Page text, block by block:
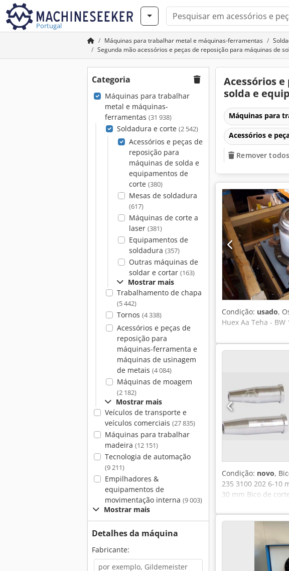
Portugal
Máquinas para trabalhar metal e máquinas-ferramentas
Segunda mão acessórios e peças de reposição para máquinas de
Categoria
Máquinas para trabalhar
metal e máquinas-
ferramentas (31 938)
Soldadura e corte (2 542)
Acessórios e peças de
reposição para
máquinas de solda e
equipamentos de
corte (380)
Mesas de soldadura
(617)
Máquinas de corte a
laser (381)
Equipamentos de
soldadura (357)
Outras máquinas de
soldar e cortar (163)
Mostrar mais
Trabalhamento de chapa
(5 442)
Tornos (4 338)
Acessórios e peças de
reposição para
máquinas-ferramenta e
máquinas de usinagem
de metais (4 084)
Máquinas de moagem
(2 182)
Mostrar mais
Veículos de transporte e
veículos comerciais (27 835)
Máquinas para trabalhar
madeira (12 151)
Tecnologia de automação
(9 211)
Empilhadores &
equipamentos de
movimentação interna (9 003)
Mostrar mais
Detalhes da máquina
Fabricante:
Acessórios
solda e
Máquinas para
Acessórios e
Remover
Condição: usado,
Huex Aa Teha - BW
Condição: novo,
235 3100 202 6-10
30 mm Bico de
corte ZHD-P 235
235 3100 210 160-
3090 212 3-100